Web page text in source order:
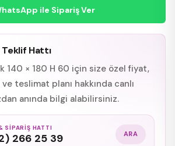
ile Sipariş Ver
Teklif Hattı
140 × 180 H 60 için size özel fiyat,
teslimat planı hakkında canlı
anında bilgi alabilirsiniz.
SIPARIŞ HATTI
266 25 39 ARA